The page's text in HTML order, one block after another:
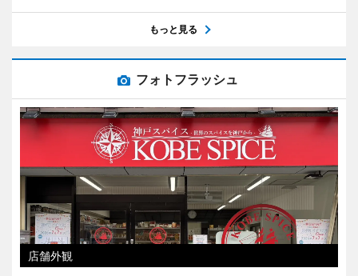
もっと見る
フォトフラッシュ
店舗外観